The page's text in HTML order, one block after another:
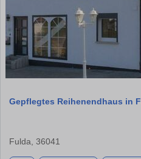
Gepflegtes Reihenendhaus in
Fulda, 36041